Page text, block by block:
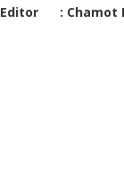
Editor : Chamot